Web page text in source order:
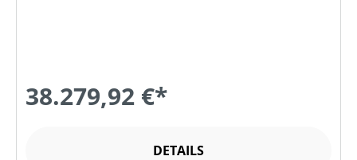
38.279,92 €*
DETAILS